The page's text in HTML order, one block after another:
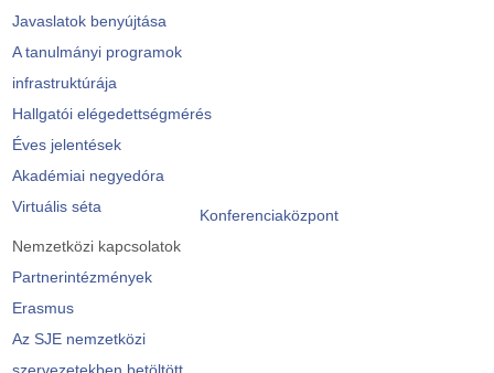
Javaslatok benyújtása
A tanulmányi programok
infrastruktúrája
Hallgatói elégedettségmérés
Éves jelentések
Akadémiai negyedóra
Virtuális séta
Konferenciaközpont
Nemzetközi kapcsolatok
Partnerintézmények
Erasmus
Az SJE nemzetközi